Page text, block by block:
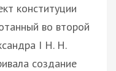
конституции
во второй
I Н. Н.
создание